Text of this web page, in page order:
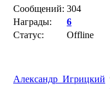
Сообщений: 304
Награды:
6
Статус:
Offline
Александр_Игрицкий